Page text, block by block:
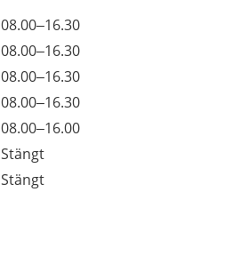
08.00–16.30
08.00–16.30
08.00–16.30
08.00–16.30
08.00–16.00
Stängt
Stängt